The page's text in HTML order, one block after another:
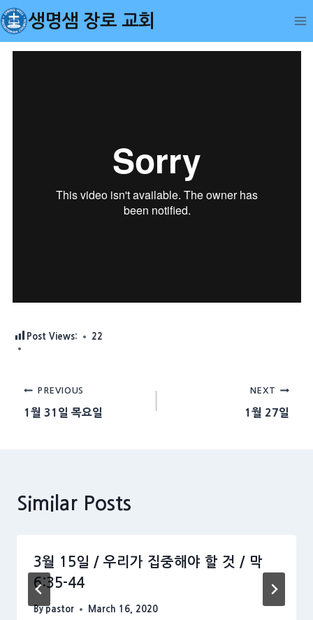
Skip
to
content
생명샘 장로 교회
Post Views: 22
Post
navigation
PREVIOUS
1월 31일 목요일
NEXT
1월 27일
Similar Posts
3월 15일 / 우리가 집중해야 할 것 / 막
6:35-44
By pastor March 16, 2020